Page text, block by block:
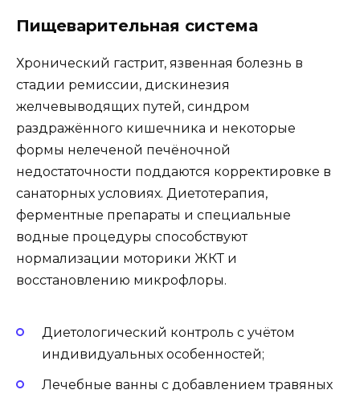
Пищеварительная система
Хронический гастрит, язвенная болезнь в
стадии ремиссии, дискинезия
желчевыводящих путей, синдром
раздражённого кишечника и некоторые
формы нелеченой печёночной
недостаточности поддаются корректировке в
санаторных условиях. Диетотерапия,
ферментные препараты и специальные
водные процедуры способствуют
нормализации моторики ЖКТ и
восстановлению микрофлоры.
Диетологический контроль с учётом
индивидуальных особенностей;
Лечебные ванны с добавлением травяных